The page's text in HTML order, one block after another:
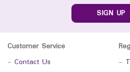
SIGN UP
Customer Service
- Contact Us
-